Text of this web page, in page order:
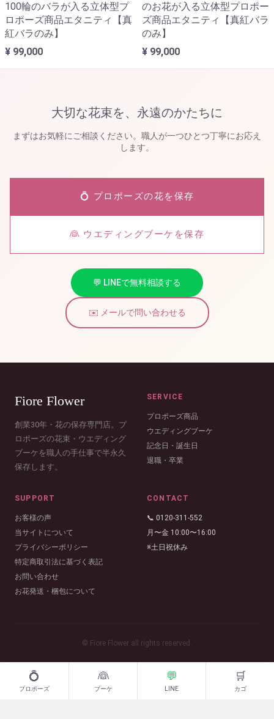
💍
プロポーズ
👰
ブーケ
💬
LINE
🛒
カゴ
100輪のバラが入る立体型プ
ロポーズ商品エタニティ【真
紅バラのみ】
¥ 99,000
のお花が入る立体型プロポー
ズ商品エタニティ【真紅バラ
のみ】
¥ 99,000
大切な花束を、永遠のかたちに
まずはお気軽にご相談ください。職人が一つひとつ丁寧にお応え
します。
💍 プロポーズの花を保存
👰 ウエディングブーケを保存
💬 LINEで無料相談する
✉️ メールで問い合わせる
Fiore Flower
創業30年・花の保存専門店。プ
ロポーズの花束・ウエディング
ブーケを職人の手仕事で半永久
保存します。
SERVICE
プロポーズ商品
ウエディングブーケ
記念日・誕生日
退職・卒業
SUPPORT
お客様の声
当サイトについて
プライバシーポリシー
特定商取引法に基づく表記
お問い合わせ
お花発送・梱包について
CONTACT
📞 0120-311-552
月〜金 10:00〜16:00
※土日祝休み
© Fiore Flower all rights reserved.